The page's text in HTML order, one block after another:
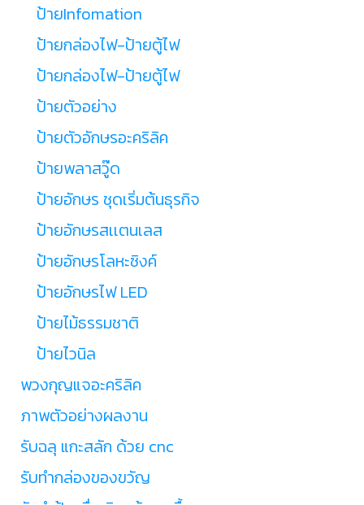
ป้ายInfomation
ป้ายกล่องไฟ-ป้ายตู้ไฟ
ป้ายกล่องไฟ-ป้ายตู้ไฟ
ป้ายตัวอย่าง
ป้ายตัวอักษรอะคริลิค
ป้ายพลาสวู๊ด
ป้ายอักษร ชุดเริ่มต้นธุรกิจ
ป้ายอักษรสเเตนเลส
ป้ายอักษรโลหะซิงค์
ป้ายอักษรไฟ LED
ป้ายไม้ธรรมชาติ
ป้ายไวนิล
พวงกุญแจอะคริลิค
ภาพตัวอย่างผลงาน
รับฉลุ แกะสลัก ด้วย cnc
รับทำกล่องของขวัญ